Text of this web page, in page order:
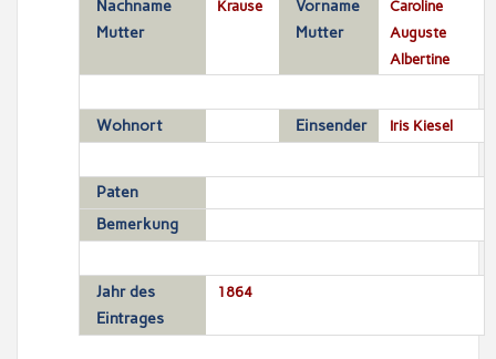
Nachname
Mutter
Krause
Vorname
Mutter
Caroline
Auguste
Albertine
Wohnort Einsender Iris Kiesel
Paten
Bemerkung
Jahr des
Eintrages
1864